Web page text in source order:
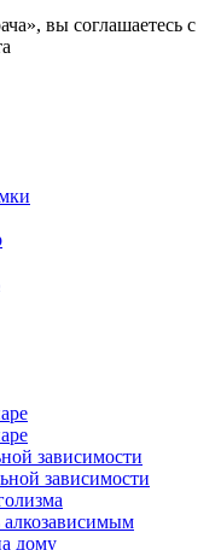
вы соглашаетесь с
зависимости
зависимости
дому